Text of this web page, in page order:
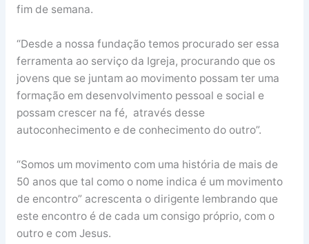
fim de semana.
“Desde a nossa fundação temos procurado ser essa
ferramenta ao serviço da Igreja, procurando que os
jovens que se juntam ao movimento possam ter uma
formação em desenvolvimento pessoal e social e
possam crescer na fé, através desse
autoconhecimento e de conhecimento do outro”.
“Somos um movimento com uma história de mais de
50 anos que tal como o nome indica é um movimento
de encontro” acrescenta o dirigente lembrando que
este encontro é de cada um consigo próprio, com o
outro e com Jesus.